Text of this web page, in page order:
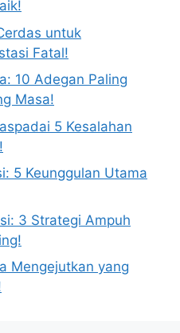
untuk
Fatal!
10 Adegan Paling
Masa!
5 Kesalahan
5 Keunggulan Utama
3 Strategi Ampuh
Mengejutkan yang